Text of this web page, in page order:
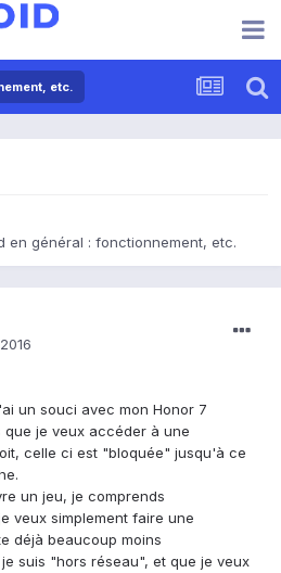
etc.
en général : fonctionnement, etc.
un souci avec mon Honor 7
que je veux accéder à une
celle ci est "bloquée" jusqu'à ce
un jeu, je comprends
veux simplement faire une
déjà beaucoup moins
suis "hors réseau", et que je veux